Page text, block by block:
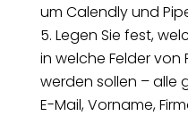
um Calendly und
Legen Sie fest,
in welche Felder
werden sollen – alle
E-Mail, Vorname,